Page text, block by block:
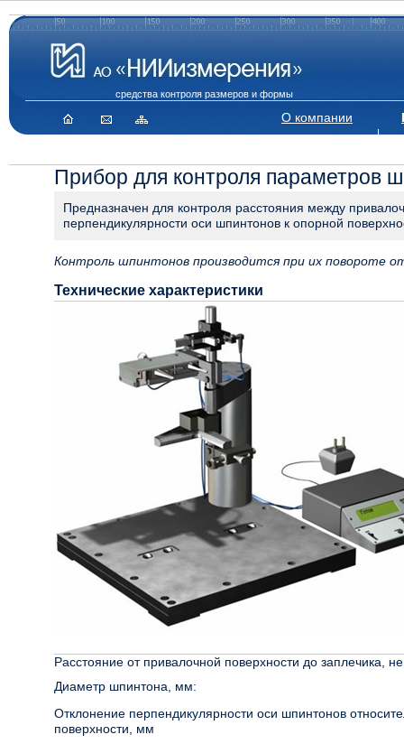
средства контроля размеров и формы
О компании
Прибор для контроля параметров
Предназначен для контроля расстояния между
перпендикулярности оси шпинтонов к опорной
Контроль шпинтонов производится при их повороте
Технические характеристики
Расстояние от привалочной поверхности до заплечика,
Диаметр шпинтона, мм:
Отклонение перпендикулярности оси шпинтонов
поверхности, мм